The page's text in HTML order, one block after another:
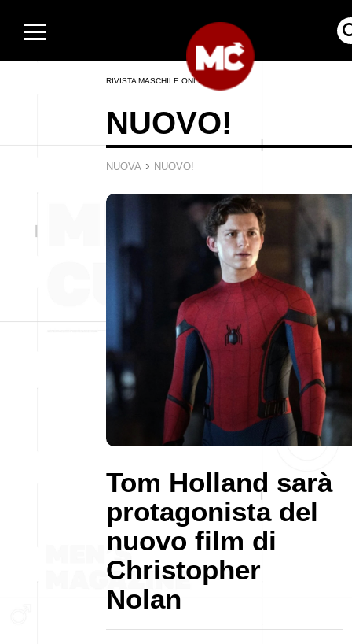
RIVISTA MASCHILE ONLINE
NUOVO!
NUOVA › NUOVO!
Tom Holland sarà
protagonista del
nuovo film di
Christopher
Nolan